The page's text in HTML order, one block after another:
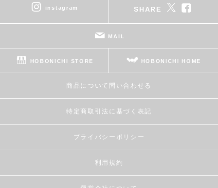
instagram SHARE
MAIL
HOBONICHI STORE HOBONICHI HOME
商品について問い合わせる
特定商取引法に基づく表記
プライバシーポリシー
利用規約